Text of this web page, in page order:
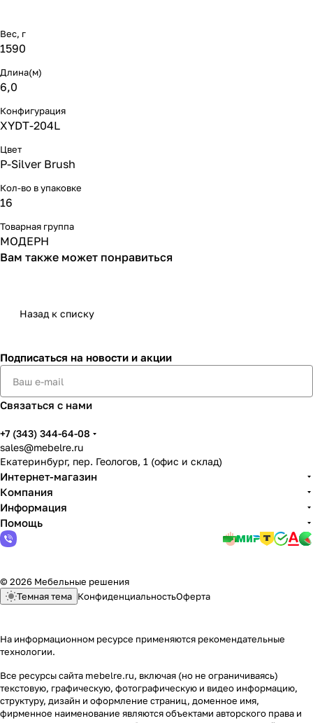
Вес, г
1590
Длина(м)
6,0
Конфигурация
XYDT-204L
Цвет
P-Silver Brush
Кол-во в упаковке
16
Товарная группа
МОДЕРН
Вам также может понравиться
Назад к списку
Подписаться на новости и акции
Связаться с нами
+7 (343) 344-64-08
sales@mebelre.ru
Екатеринбург, пер. Геологов, 1 (офис и склад)
Интернет-магазин
Компания
Информация
Помощь
© 2026 Мебельные решения
Темная тема КонфиденциальностьОферта
На информационном ресурсе применяются рекомендательные
технологии.
Все ресурсы сайта mebelre.ru, включая (но не ограничиваясь)
текстовую, графическую, фотографическую и видео информацию,
структуру, дизайн и оформление страниц, доменное имя,
фирменное наименование являются объектами авторского права и